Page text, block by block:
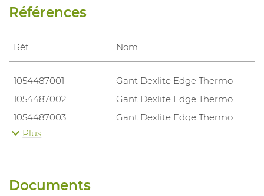
Références
Réf. Nom
1054487001
Gant Dexlite Edge Thermo
1054487002
Gant Dexlite Edge Thermo
1054487003
Gant Dexlite Edge Thermo
1054487004
Plus
Documents